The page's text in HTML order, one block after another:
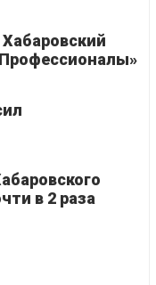
в 2 раза